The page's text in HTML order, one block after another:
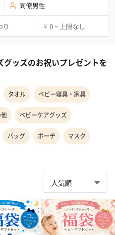
同僚男性
り ¥ 0 ~ 上限なし
ッズのお祝いプレゼントを
タオル ベビー寝具・家具
ベビーケアグッズ
バッグ ポーチ マスク